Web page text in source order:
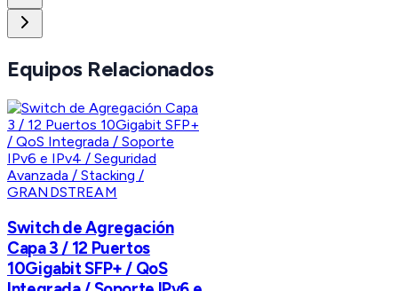
Equipos Relacionados
GRANDSTREAM
Switch de Agregación
Capa 3 / 12 Puertos
10Gigabit SFP+ / QoS